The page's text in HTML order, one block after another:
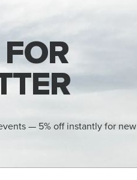
— 5% off instantly for new